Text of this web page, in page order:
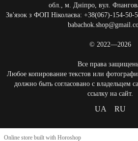
обл., м. Дніпро, вул.
Зв'язок з ФОП Ніколаєва: +38(067)-154-50-
© 2022—2026
Все права
Любое копирование текстов или
должно быть согласовано с владельцем
ссылку на сайт.
UA RU
Online store built with Horoshop